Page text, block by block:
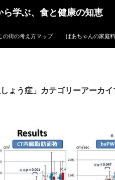
学ぶ、食と健康の知恵
の街の考え方マップ ばあちゃんの家庭
しょう症」カテゴリーアーカイ